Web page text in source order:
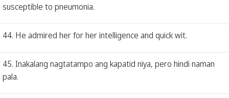
susceptible to pneumonia.
44. He admired her for her intelligence and quick wit.
45. Inakalang nagtatampo ang kapatid niya, pero hindi naman
pala.